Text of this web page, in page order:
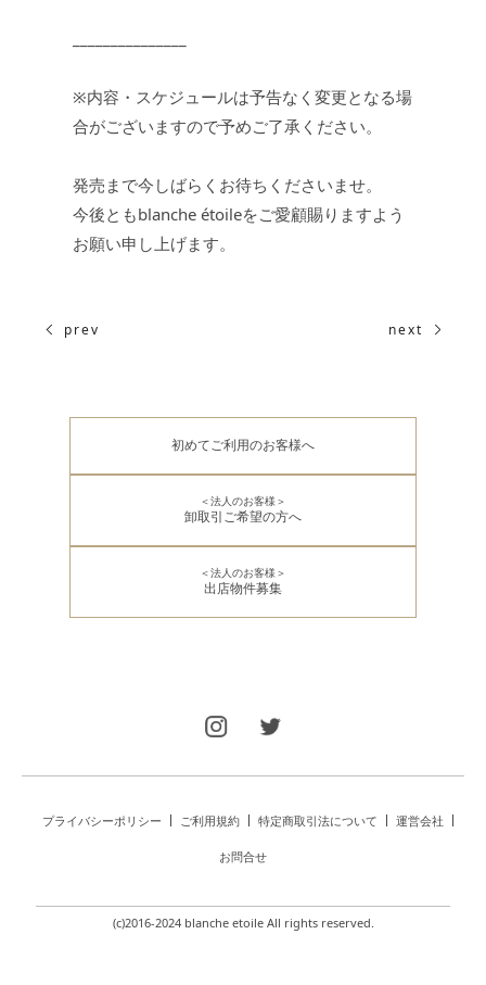
※内容・スケジュールは予告なく変更となる場
合がございますので予めご了承ください。
発売まで今しばらくお待ちくださいませ。
今後ともblanche étoileをご愛顧賜りますよう
お願い申し上げます。
prev next
初めてご利用のお客様へ
＜法人のお客様＞
卸取引ご希望の方へ
＜法人のお客様＞
出店物件募集
プライバシーポリシー ご利用規約 特定商取引法について 運営会社
お問合せ
(c)2016-2024 blanche etoile All rights reserved.